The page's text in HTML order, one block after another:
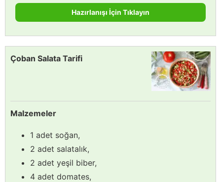
Hazırlanışı İçin Tıklayın
Çoban Salata Tarifi
Malzemeler
1 adet soğan,
2 adet salatalık,
2 adet yeşil biber,
4 adet domates,